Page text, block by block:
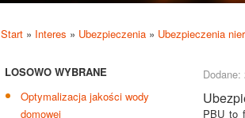
Start » Interes » Ubezpieczenia » Ubezpieczenia
LOSOWO WYBRANE
Optymalizacja jakości wody
domowej
Dodane:
PBU to